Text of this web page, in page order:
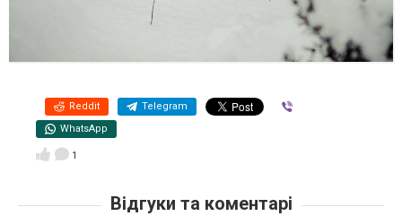
Reddit Telegram
WhatsApp
1
Відгуки та коментарі